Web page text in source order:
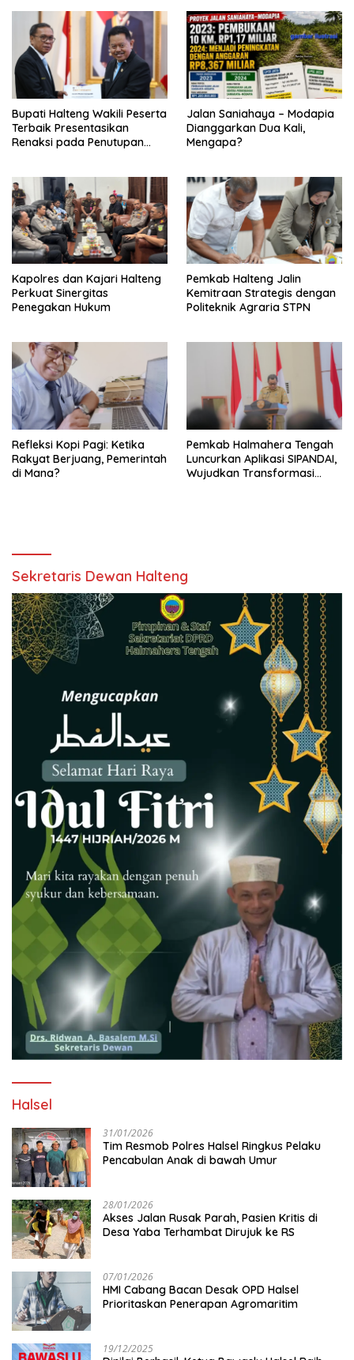
Bupati Halteng Wakili Peserta
Terbaik Presentasikan
Renaksi pada Penutupan
Jalan Saniahaya – Modapia
Dianggarkan Dua Kali,
Mengapa?
Kapolres dan Kajari Halteng
Perkuat Sinergitas
Penegakan Hukum
Pemkab Halteng Jalin
Kemitraan Strategis dengan
Politeknik Agraria STPN
Refleksi Kopi Pagi: Ketika
Rakyat Berjuang, Pemerintah
di Mana?
Pemkab Halmahera Tengah
Luncurkan Aplikasi SIPANDAI,
Wujudkan Transformasi
Sekretaris Dewan Halteng
Halsel
31/01/2026
Tim Resmob Polres Halsel Ringkus Pelaku
Pencabulan Anak di bawah Umur
28/01/2026
Akses Jalan Rusak Parah, Pasien Kritis di
Desa Yaba Terhambat Dirujuk ke RS
07/01/2026
HMI Cabang Bacan Desak OPD Halsel
Prioritaskan Penerapan Agromaritim
19/12/2025